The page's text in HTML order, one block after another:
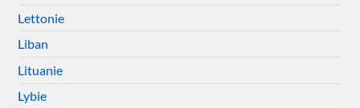
Lettonie
Liban
Lituanie
Lybie